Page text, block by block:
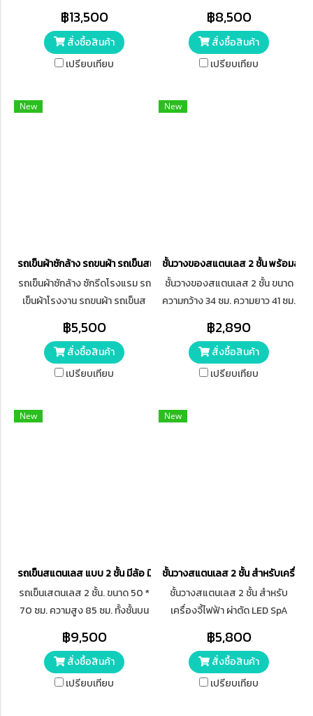
ซม. บุผ้าหนังเทียม 4 ด้าน มีล้อ
ขนาด 6 นิ้ว
฿13,500
สั่งซื้อสินค้า
เปรียบเทียบ
สกลม เกรด A 304 ขนาด 1 นิ้ว มี
ผ้าใบสีฟ้า
฿8,500
สั่งซื้อสินค้า
เปรียบเทียบ
New
รถเข็นผ้าซักล้าง รถขนผ้า รถเข็นสแตนเลสใส่ผ้า เกรด 430
รถเข็นผ้าซักล้าง ซักรีดโรงแรม รถ
เข็นผ้าโรงงาน รถขนผ้า รถเข็นส
โรงพยาบาล/คลินิก รถเข็นของทั่ว
฿5,500
สั่งซื้อสินค้า
เปรียบเทียบ
New
ชั้นวางของสแตนเลส 2 ชั้น พร้อมล้อ
ชั้นวางของสแตนเลส 2 ชั้น ขนาด
ความกว้าง 34 ซม. ความยาว 41 ซม.
ชั้น 40 ซม. พร้อมล้อเลื่อนและที่
จับ ประหยัดพื้นที่พื้นที่จำกัด
฿2,890
สั่งซื้อสินค้า
เปรียบเทียบ
New
รถเข็นสแตนเลส แบบ 2 ชั้น มีล้อ มีด้ามเข็น
รถเข็นเสตนเลส 2 ชั้น. ขนาด 50 *
70 ซม. ความสูง 85 ซม. ทั้งชั้นบน
ความหนา 1 มม.
฿9,500
สั่งซื้อสินค้า
เปรียบเทียบ
New
ชั้นวางสแตนเลส 2 ชั้น สำหรับเครื่อง
ชั้นวางสแตนเลส 2 ชั้น สำหรับ
เครื่องจี้ไฟฟ้า ผ่าตัด LED SpA
จากสเตนเลส
฿5,800
สั่งซื้อสินค้า
เปรียบเทียบ